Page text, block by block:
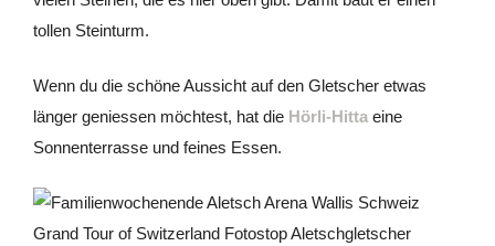
tollen Steinturm.
Wenn du die schöne Aussicht auf den Gletscher etwas
länger geniessen möchtest, hat die Hörli-Hitta eine
Sonnenterrasse und feines Essen.